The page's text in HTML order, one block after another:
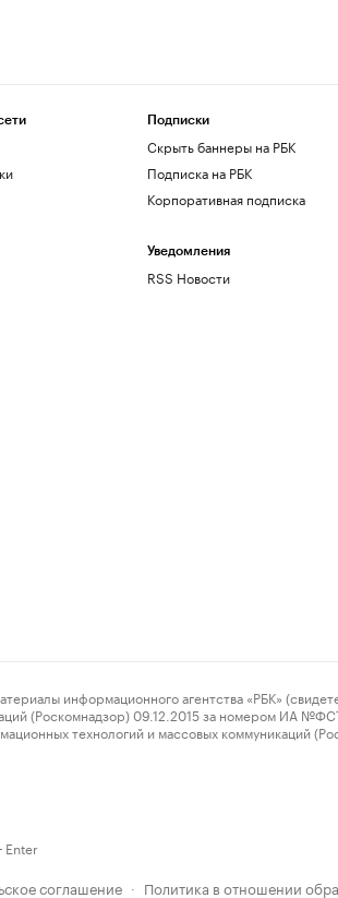
Подписки
Скрыть баннеры на РБК
Подписка на РБК
Корпоративная подписка
Уведомления
RSS Новости
информационного агентства «РБК»
(Роскомнадзор) 09.12.2015 за номером ИА
технологий и массовых коммуникаций
Enter
соглашение · Политика в отношении